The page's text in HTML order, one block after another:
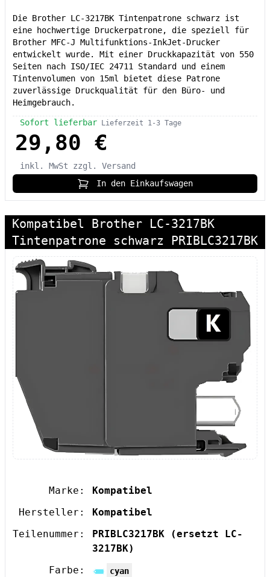
Die Brother LC-3217BK Tintenpatrone schwarz ist
eine hochwertige Druckerpatrone, die speziell für
Brother MFC-J Multifunktions-InkJet-Drucker
entwickelt wurde. Mit einer Druckkapazität von 550
Seiten nach ISO/IEC 24711 Standard und einem
Tintenvolumen von 15ml bietet diese Patrone
zuverlässige Druckqualität für den Büro- und
Heimgebrauch.
Sofort lieferbar Lieferzeit 1-3 Tage
29,80 €
inkl. MwSt
zzgl. Versand
In den Einkaufswagen
Kompatibel Brother LC-3217BK
Tintenpatrone schwarz PRIBLC3217BK
Marke:
Kompatibel
Hersteller:
Kompatibel
Teilenummer:
PRIBLC3217BK
(ersetzt LC-
3217BK)
Farbe:
cyan